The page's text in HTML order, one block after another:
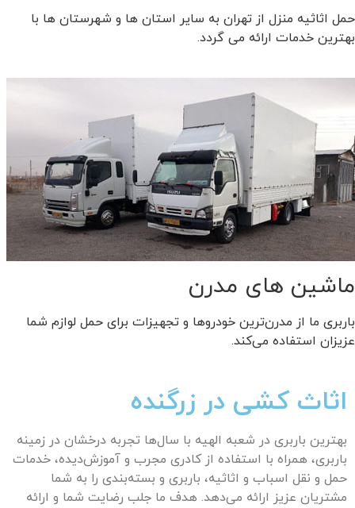
حمل اثاثیه منزل از تهران به سایر استان ها و شهرستان ها با
بهترین خدمات ارائه می گردد.
ماشین های مدرن
باربری ما از مدرن‌ترین خودروها و تجهیزات برای حمل لوازم شما
عزیزان استفاده می‌کند.
اثاث کشی در زرگنده
بهترین باربری در شعبه الهیه با سال‌ها تجربه درخشان در زمینه
باربری، همراه با استفاده از کادری مجرب و آموزش‌دیده، خدمات
حمل و نقل اسباب و اثاثیه، باربری و بسته‌بندی را به شما
مشتریان عزیز ارائه می‌دهد. هدف ما جلب رضایت شما و ارائه